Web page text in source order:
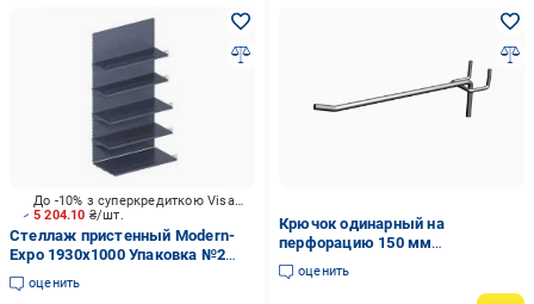
5 204.10 ₴/шт.
До -10% з суперкредиткою Visa Вигода
Стеллаж пристенный Modern-
Expo 1930х1000 Упаковка №2
(полки и стенки) 7016 матовый
серый
оценить
Крючок одинарный на
перфорацию 150 мм
Антрацитово-серый (23-1-5)
оценить